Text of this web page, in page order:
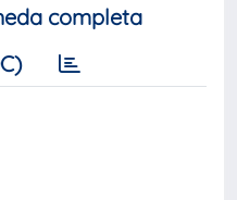
completa